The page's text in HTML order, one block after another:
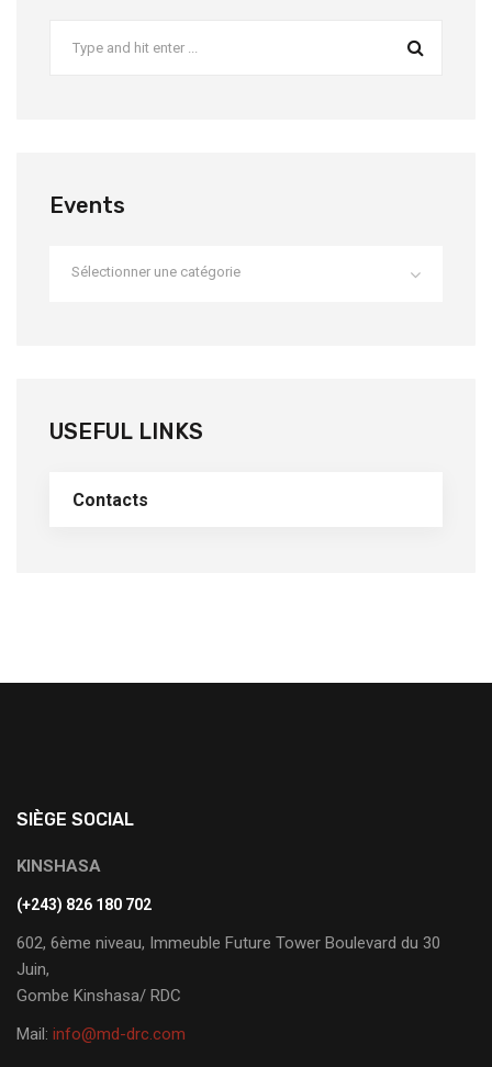
Events
Sélectionner une catégorie
USEFUL LINKS
Contacts
SIÈGE SOCIAL
KINSHASA
(+243) 826 180 702
602, 6ème niveau, Immeuble Future Tower Boulevard du 30
Juin,
Gombe Kinshasa/ RDC
Mail: info@md-drc.com